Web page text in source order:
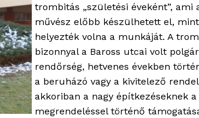
trombitás „születési éveként”, ami
művész előbb készülhetett el,
helyezték volna a munkáját. A
bizonnyal a Baross utcai volt
rendőrség, hetvenes években
a beruházó vagy a kivitelező
akkoriban a nagy építkezéseknek
megrendeléssel történő